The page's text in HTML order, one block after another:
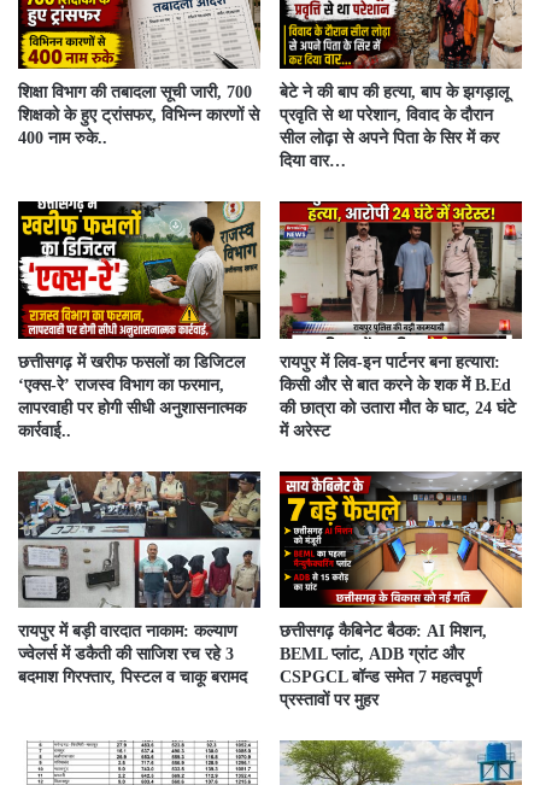
शिक्षा विभाग की तबादला सूची जारी, 700
शिक्षको के हुए ट्रांसफर, विभिन्न कारणों से
400 नाम रुके..
बेटे ने की बाप की हत्या, बाप के झगड़ालू
प्रवृति से था परेशान, विवाद के दौरान
सील लोढ़ा से अपने पिता के सिर में कर
दिया वार…
​छत्तीसगढ़ में खरीफ फसलों का डिजिटल
‘एक्स-रे’ राजस्व विभाग का फरमान,
लापरवाही पर होगी सीधी अनुशासनात्मक
कार्रवाई..
रायपुर में लिव-इन पार्टनर बना हत्यारा:
किसी और से बात करने के शक में B.Ed
की छात्रा को उतारा मौत के घाट, 24 घंटे
में अरेस्ट
रायपुर में बड़ी वारदात नाकाम: कल्याण
ज्वेलर्स में डकैती की साजिश रच रहे 3
बदमाश गिरफ्तार, पिस्टल व चाकू बरामद
छत्तीसगढ़ कैबिनेट बैठक: AI मिशन,
BEML प्लांट, ADB ग्रांट और
CSPGCL बॉन्ड समेत 7 महत्वपूर्ण
प्रस्तावों पर मुहर